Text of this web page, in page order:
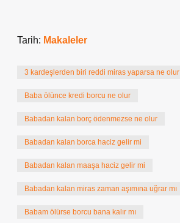
Tarih: Makaleler
3 kardeşlerden biri reddi miras yaparsa ne olur
Baba ölünce kredi borcu ne olur
Babadan kalan borç ödenmezse ne olur
Babadan kalan borca haciz gelir mi
Babadan kalan maaşa haciz gelir mi
Babadan kalan miras zaman aşımına uğrar mı
Babam ölürse borcu bana kalır mı